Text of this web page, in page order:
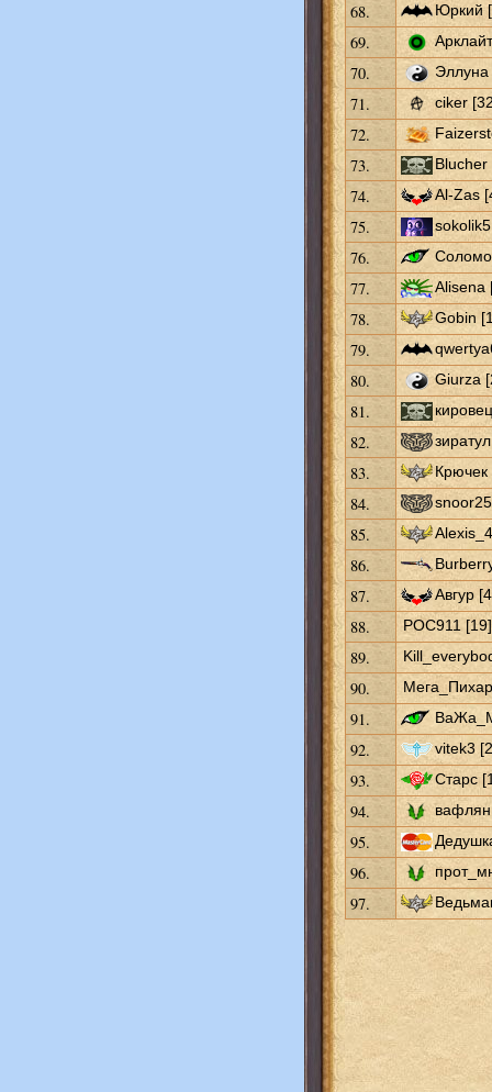
68. Юркий
69.
70. Эллуна
71. ciker
72.
73. Blucher
74. Al-Zas
75.
76.
77. Alisena
78. Gobin
79.
80. Giurza
81.
82.
83. Крючек
84.
85.
86.
87. Авгур
88. POC911 [19]
89.
90.
91.
92. vitek3
93. Старс
94.
95.
96.
97.